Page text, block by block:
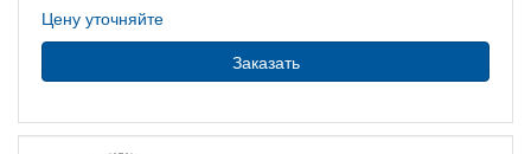
Цену уточняйте
Заказать